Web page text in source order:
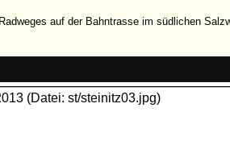
auf der Bahntrasse im südlichen